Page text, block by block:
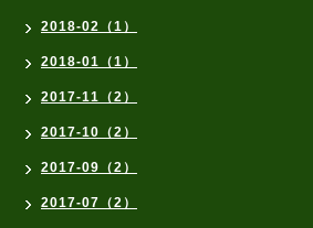
2018-02（1）
2018-01（1）
2017-11（2）
2017-10（2）
2017-09（2）
2017-07（2）